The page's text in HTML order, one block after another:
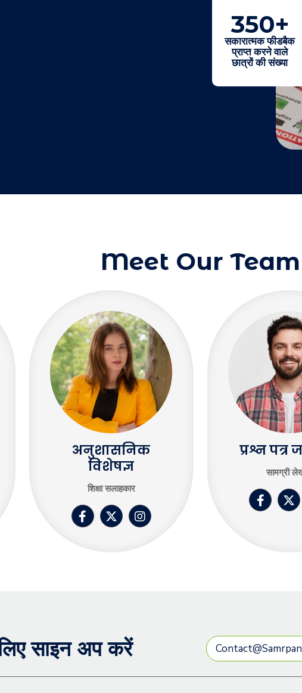
350+
सकारात्मक फीडबैक
प्राप्त करने वाले
छात्रों की संख्या
Meet Our Team
अनुशासनिक
विशेषज्ञ
शिक्षा सलाहकार
प्रश्न पत्र
सामग्री
साइन अप करें